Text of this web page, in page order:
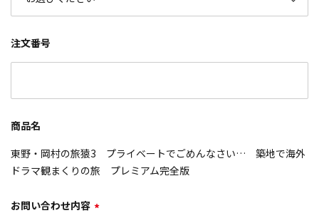
注文番号
商品名
東野・岡村の旅猿3 プライベートでごめんなさい… 築地で海外
ドラマ観まくりの旅 プレミアム完全版
お問い合わせ内容 *